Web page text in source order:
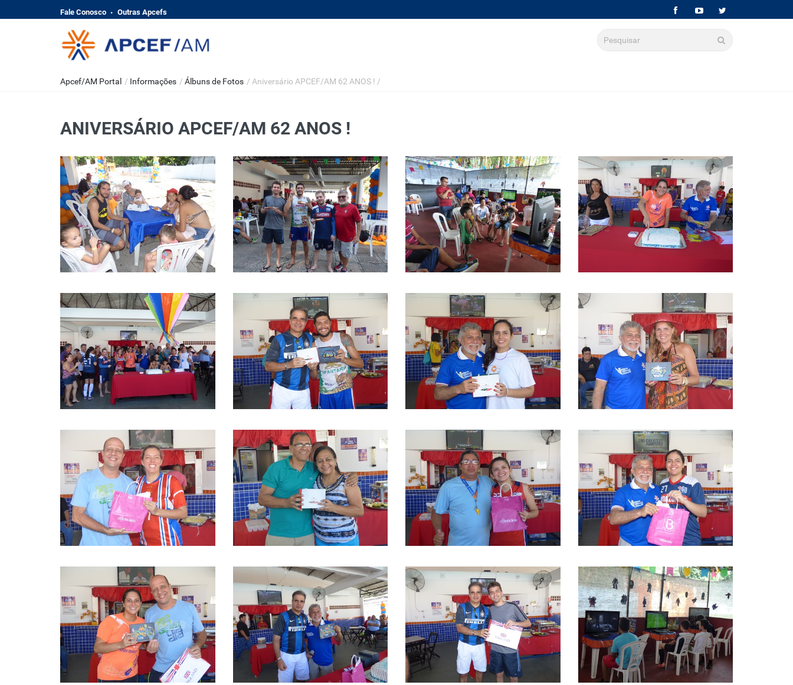
Fale Conosco Outras Apcefs
Apcef/AM Portal / Informações / Álbuns de Fotos / Aniversário APCEF/AM 62 ANOS ! /
ANIVERSÁRIO APCEF/AM 62 ANOS !